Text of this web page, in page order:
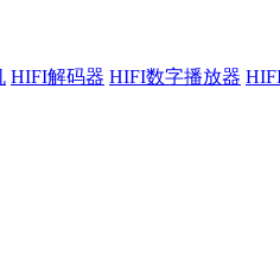
HIFI解码器 HIFI数字播放器